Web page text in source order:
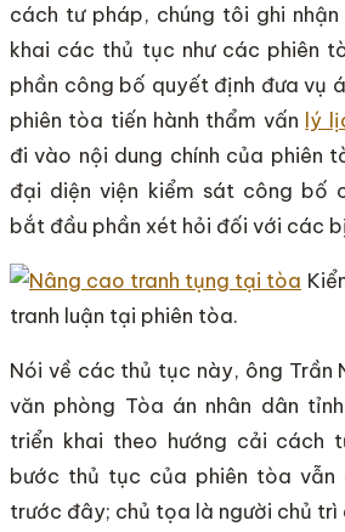
cách tư pháp, chúng tôi ghi
khai các thủ tục như các phiên
phần công bố quyết định đưa vụ
phiên tòa tiến hành thẩm vấn lý
đi vào nội dung chính của phiên
đại diện viện kiểm sát công bố
bắt đầu phần xét hỏi đối với các
tranh luận tại phiên tòa.
Nói về các thủ tục này, ông Trần
văn phòng Tòa án nhân dân
triển khai theo hướng cải cách
bước thủ tục của phiên tòa vẫn
trước đây; chủ tọa là người chủ